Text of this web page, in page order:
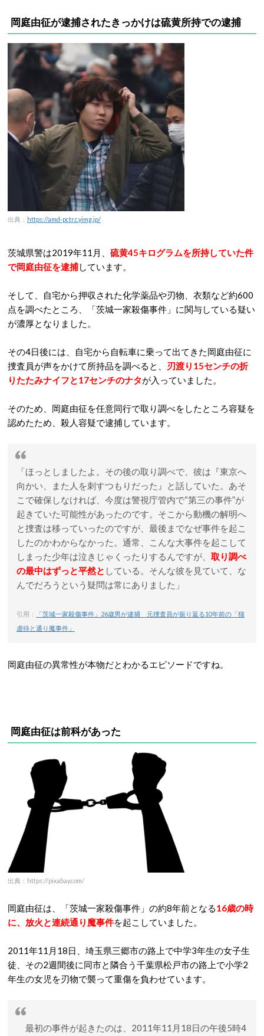
岡庭由征が逮捕されたきっかけは硫黄所持での逮捕
出典： https://amd-pctr.c.yimg.jp/
茨城県警は2019年11月、 硫黄45キログラムを所持していた件
で岡庭由征を逮捕しています。
そして、自宅から押収された化学薬品や刃物、衣類など約600
点を調べたところ、「茨城一家殺傷事件」に関与している疑い
が濃厚となりました。
その4日後には、自宅から自転車に乗って出てきた岡庭由征に
捜査員が声をかけて所持品を調べると、 刃渡り15センチの折
りたたみナイフと17センチのナタが入っていました。
そのため、岡庭由征を任意同行で取り調べをしたところ容疑を
認めたため、殺人容疑で逮捕しています。
「ほっとしましたよ。その後の取り調べで、彼は『東京へ
向かい、また人を刺すつもりだった』と話していた。あそ
こで確保しなければ、今度は警視庁管内で“第三の事件”が
起きていた可能性があったのです。そこから動機の解明へ
と捜査は移っていったのですが、最後までなぜ事件を起こ
したのかわからなかった。通常、こんな大事件を起こして
しまった少年は泣きじゃくったりするんですが、 取り調べ
の最中はずっと平然と している。そんな彼を見ていて、な
んでだろうという疑問は常にありました」
引用：
「茨城一家殺傷事件」26歳男が逮捕 元捜査員が振り返る10年前の「猫
虐待と通り魔事件」
岡庭由征の異常性が本物だとわかるエピソードですね。
岡庭由征は前科があった
出典：https://pixabay.com/
岡庭由征は、「茨城一家殺傷事件」の約8年前となる16歳の時
に、放火と連続通り魔事件を起こしていました。
2011年11月18日、埼玉県三郷市の路上で中学3年生の女子生
徒、その2週間後に同市と隣合う千葉県松戸市の路上で小学2
年生の女児を刃物で襲って重傷を負わせています。
最初の事件が起きたのは、2011年11月18日の午後5時4